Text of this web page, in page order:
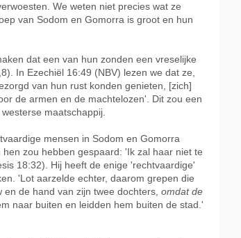
We weten niet precies wat ze
van Sodom en Gomorra is groot en hun
dat een van hun zonden een vreselijke
In Ezechiël 16:49 (NBV) lezen we dat ze,
van hun rust konden genieten, [zich]
de armen en de machtelozen'. Dit zou een
maatschappij.
mensen in Sodom en Gomorra
zou hebben gespaard: 'Ik zal haar niet te
18:32). Hij heeft de enige 'rechtvaardige'
'Lot aarzelde echter, daarom grepen die
de hand van zijn twee dochters, omdat de
naar buiten en leidden hem buiten de stad.'